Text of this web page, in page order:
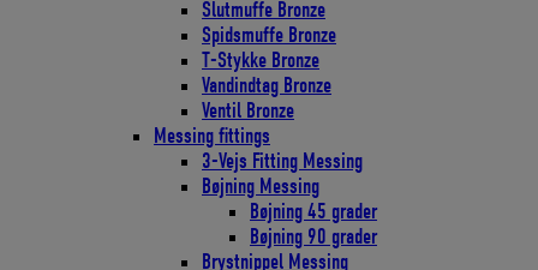
Slutmuffe Bronze
Spidsmuffe Bronze
T-Stykke Bronze
Vandindtag Bronze
Ventil Bronze
Messing fittings
3-Vejs Fitting Messing
Bøjning Messing
Bøjning 45 grader
Bøjning 90 grader
Brystnippel Messing